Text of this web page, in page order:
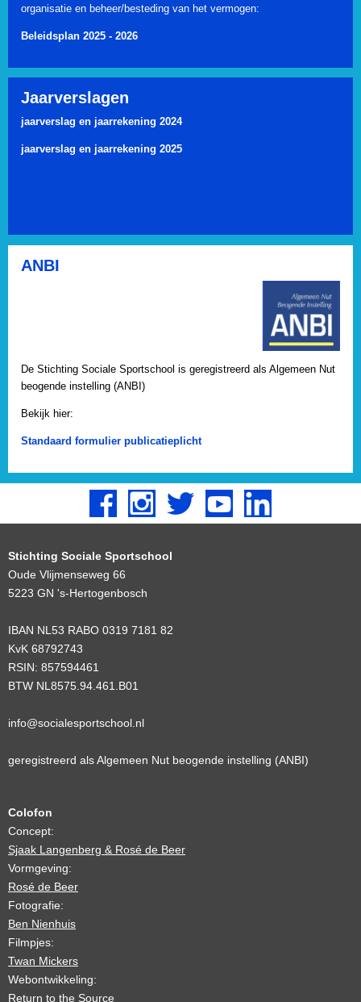
organisatie en beheer/besteding van het vermogen:
Beleidsplan 2025 - 2026
Jaarverslagen
jaarverslag en jaarrekening 2024
jaarverslag en jaarrekening 2025
ANBI
De Stichting Sociale Sportschool is geregistreerd als Algemeen Nut
beogende instelling (ANBI)
Bekijk hier:
Standaard formulier publicatieplicht
Stichting Sociale Sportschool
Oude Vlijmenseweg 66
5223 GN 's-Hertogenbosch
IBAN NL53 RABO 0319 7181 82
KvK 68792743
RSIN: 857594461
BTW NL8575.94.461.B01
info@socialesportschool. nl
geregistreerd als Algemeen Nut beogende instelling (ANBI)
Colofon
Concept:
Sjaak Langenberg & Rosé de Beer
Vormgeving:
Rosé de Beer
Fotografie:
Ben Nienhuis
Filmpjes:
Twan Mickers
Webontwikkeling:
Return to the Source